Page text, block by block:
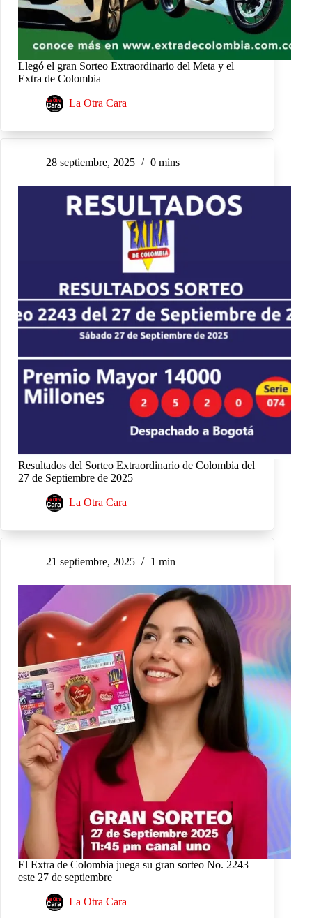
Llegó el gran Sorteo Extraordinario del Meta y el
Extra de Colombia
La Otra Cara
28 septiembre, 2025 0 mins
Resultados del Sorteo Extraordinario de Colombia del
27 de Septiembre de 2025
La Otra Cara
21 septiembre, 2025 1 min
El Extra de Colombia juega su gran sorteo No. 2243
este 27 de septiembre
La Otra Cara